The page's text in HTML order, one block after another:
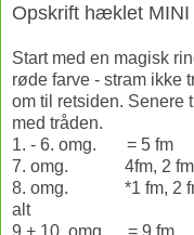
Opskrift hæklet MINI
Start med en magisk
røde farve - stram ikke
om til retsiden. Senere
med tråden.
1. - 6. omg. = 5 fm
7. omg. 4fm, 2 fm i
8. omg. *1 fm, 2 fm i
alt
9.+ 10. omg. = 9 fm